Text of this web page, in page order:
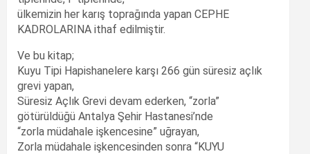
ülkemizin her karış toprağında yapan CEPHE
KADROLARINA ithaf edilmiştir.
Ve bu kitap;
Kuyu Tipi Hapishanelere karşı 266 gün süresiz açlık
grevi yapan,
Süresiz Açlık Grevi devam ederken, “zorla”
götürüldüğü Antalya Şehir Hastanesi’nde
“zorla müdahale işkencesine” uğrayan,
Zorla müdahale işkencesinden sonra “KUYU